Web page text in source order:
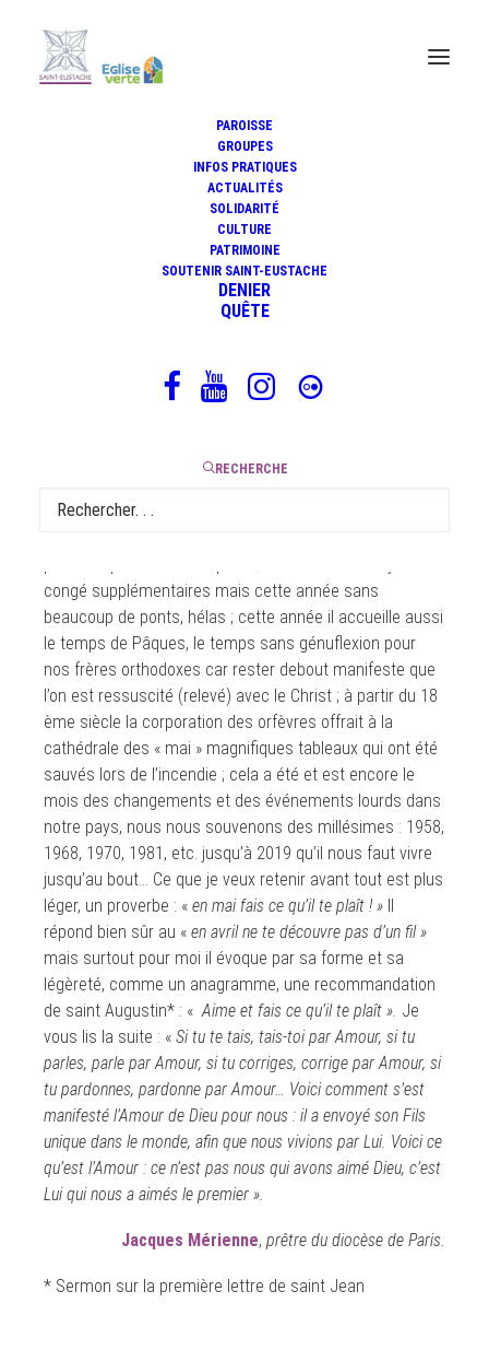
PAROISSE
GROUPES
INFOS PRATIQUES
ACTUALITÉS
SOLIDARITÉ
CULTURE
PATRIMOINE
SOUTENIR SAINT-EUSTACHE
DENIER
QUÊTE
RECHERCHE
En mai fais ce qu’il te plaît
3 mai 2019 | 2 Minutes
compte, comme ça en vrac : c’est le mois de Marie, au
congé supplémentaires mais cette année sans
beaucoup de ponts, hélas ; cette année il accueille aussi
le temps de Pâques, le temps sans génuflexion pour
nos frères orthodoxes car rester debout manifeste que
l’on est ressuscité (relevé) avec le Christ ; à partir du 18
ème siècle la corporation des orfèvres offrait à la
cathédrale des « mai » magnifiques tableaux qui ont été
sauvés lors de l’incendie ; cela a été et est encore le
mois des changements et des événements lourds dans
notre pays, nous nous souvenons des millésimes : 1958,
1968, 1970, 1981, etc. jusqu’à 2019 qu’il nous faut vivre
jusqu’au bout… Ce que je veux retenir avant tout est plus
léger, un proverbe : « en mai fais ce qu’il te plaît ! » Il
répond bien sûr au « en avril ne te découvre pas d’un fil »
mais surtout pour moi il évoque par sa forme et sa
légèreté, comme un anagramme, une recommandation
de saint Augustin* : « Aime et fais ce qu’il te plaît ». Je
vous lis la suite : « Si tu te tais, tais-toi par Amour, si tu
parles, parle par Amour, si tu corriges, corrige par Amour, si
tu pardonnes, pardonne par Amour… Voici comment s’est
manifesté l’Amour de Dieu pour nous : il a envoyé son Fils
unique dans le monde, afin que nous vivions par Lui. Voici ce
qu’est l’Amour : ce n’est pas nous qui avons aimé Dieu, c’est
Lui qui nous a aimés le premier ».
Jacques Mérienne, prêtre du diocèse de Paris.
* Sermon sur la première lettre de saint Jean